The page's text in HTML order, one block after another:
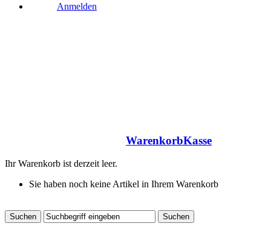
Anmelden
WarenkorbKasse
Ihr Warenkorb ist derzeit leer.
Sie haben noch keine Artikel in Ihrem Warenkorb